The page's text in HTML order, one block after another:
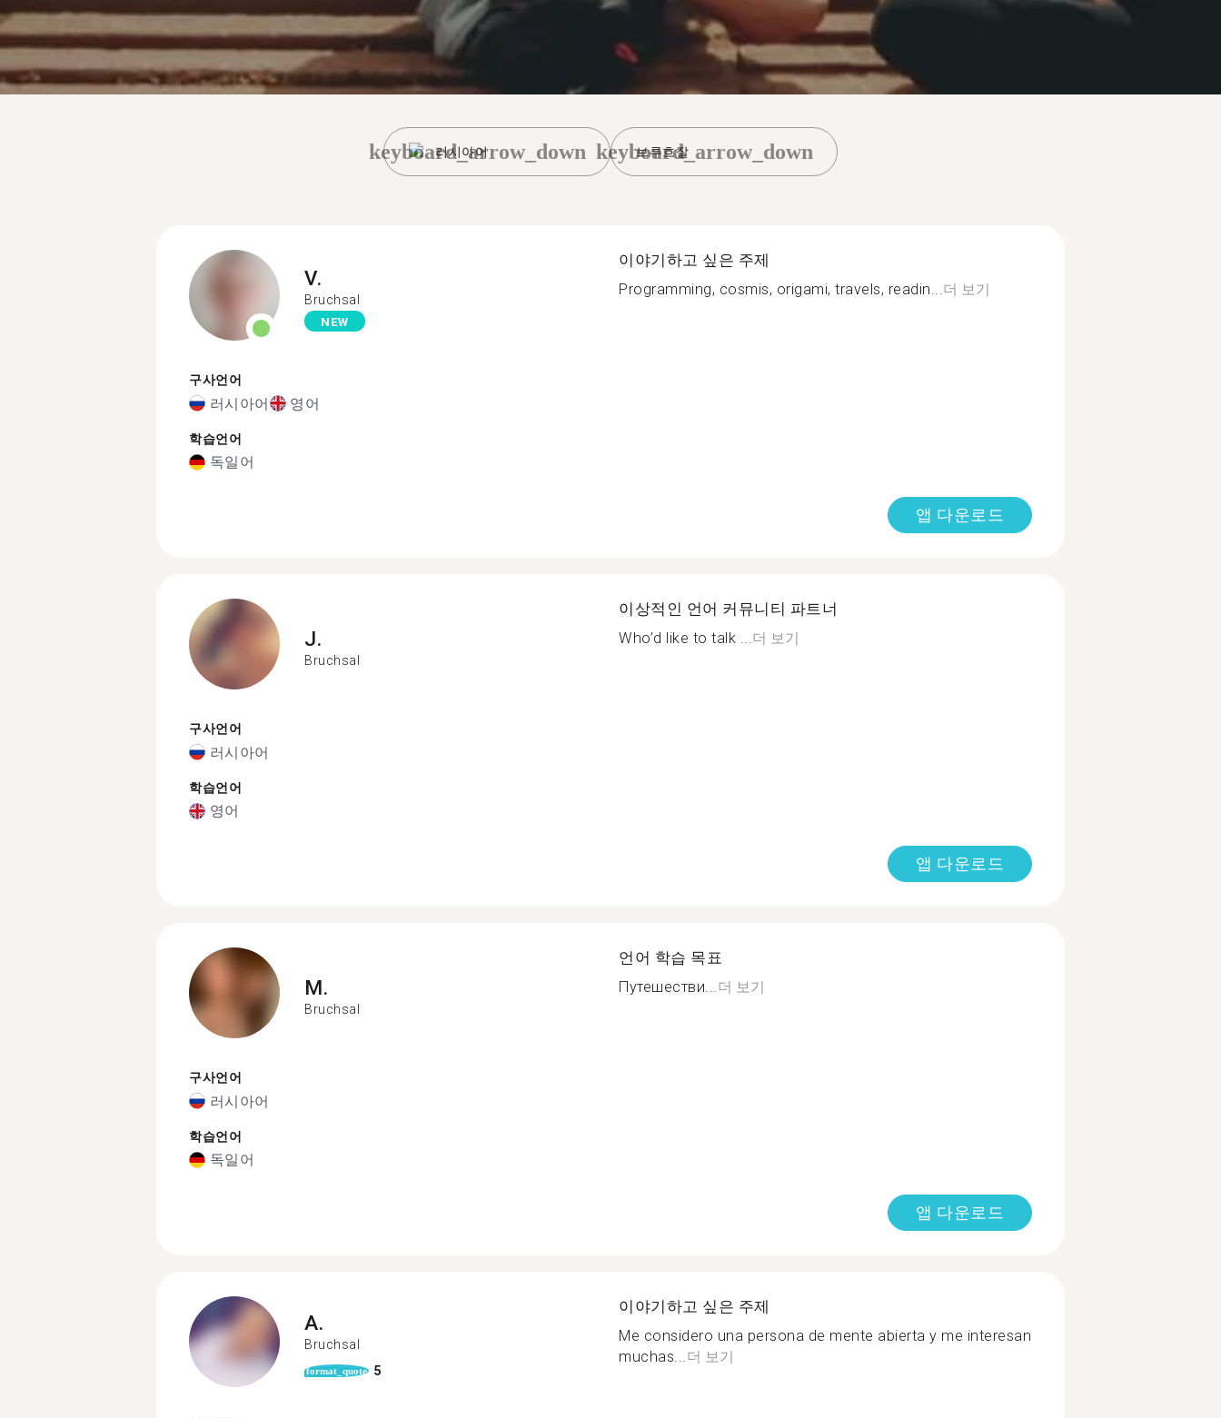
러시아어
keyboard_arrow_down 브루흐잘
keyboard_arrow_down
V.
Bruchsal
NEW
구사언어
러시아어 영어
학습언어
독일어
이야기하고 싶은 주제
Programming, cosmis, origami, travels, readin...더 보기
앱 다운로드
J.
Bruchsal
구사언어
러시아어
학습언어
영어
이상적인 언어 커뮤니티 파트너
Who’d like to talk ...더 보기
앱 다운로드
M.
Bruchsal
구사언어
러시아어
학습언어
독일어
언어 학습 목표
Путешестви...더 보기
앱 다운로드
A.
Bruchsal
format_quote 5
이야기하고 싶은 주제
Me considero una persona de mente abierta y me interesan
muchas...더 보기